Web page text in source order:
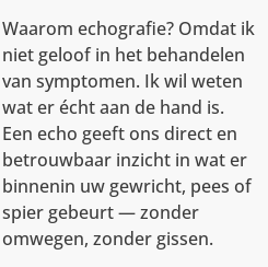
Waarom echografie? Omdat ik
niet geloof in het behandelen
van symptomen. Ik wil weten
wat er écht aan de hand is.
Een echo geeft ons direct en
betrouwbaar inzicht in wat er
binnenin uw gewricht, pees of
spier gebeurt — zonder
omwegen, zonder gissen.